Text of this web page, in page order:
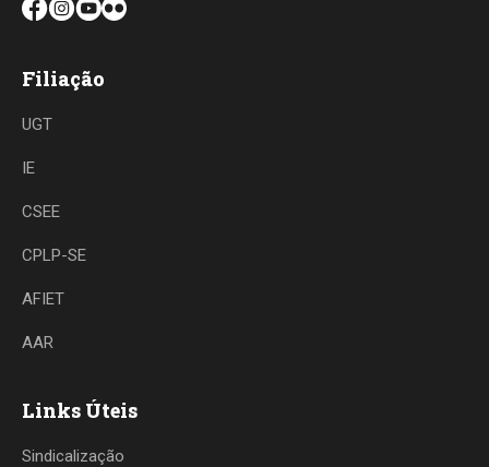
Filiação
UGT
IE
CSEE
CPLP-SE
AFIET
AAR
Links Úteis
Sindicalização